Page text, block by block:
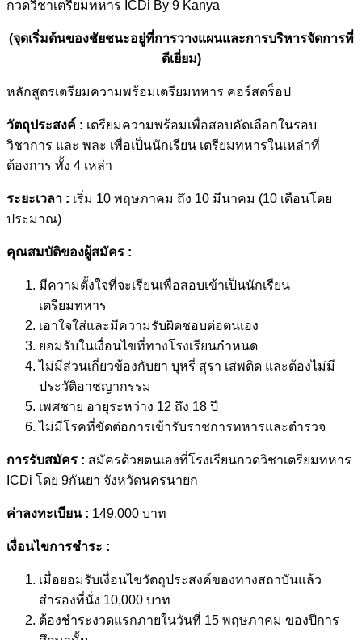
กวดวิชาเตรียมทหาร ICDi By 9 Kanya
(จุดเริ่มต้นของชัยชนะอยู่ที่การวางแผนและการบริหารจัดการที่
ดีเยี่ยม)
หลักสูตรเตรียมความพร้อมเตรียมทหาร คอร์สดร็อป
วัตถุประสงค์ : เตรียมความพร้อมเพื่อสอบคัดเลือกในรอบ
วิชาการ และ พละ เพื่อเป็นนักเรียน เตรียมทหารในเหล่าที่
ต้องการ ทั้ง 4 เหล่า
ระยะเวลา : เริ่ม 10 พฤษภาคม ถึง 10 มีนาคม (10 เดือนโดย
ประมาณ)
คุณสมบัติของผู้สมัคร :
มีความตั้งใจที่จะเรียนเพื่อสอบเข้าเป็นนักเรียน
เตรียมทหาร
เอาใจใส่และมีความรับผิดชอบต่อตนเอง
ยอมรับในเงื่อนไขที่ทางโรงเรียนกำหนด
ไม่มีส่วนเกี่ยวข้องกับยา บุหรี่ สุรา เสพติด และต้องไม่มี
ประวัติอาชญากรรม
เพศชาย อายุระหว่าง 12 ถึง 18 ปี
ไม่มีโรคที่ขัดต่อการเข้ารับราชการทหารและตำรวจ
การรับสมัคร : สมัครด้วยตนเองที่โรงเรียนกวดวิชาเตรียมทหาร
ICDi โดย 9กันยา จังหวัดนครนายก
ค่าลงทะเบียน : 149,000 บาท
เงื่อนไขการชำระ :
เมื่อยอมรับเงื่อนไขวัตถุประสงค์ของทางสถาบันแล้ว
สำรองที่นั่ง 10,000 บาท
ต้องชำระงวดแรกภายในวันที่ 15 พฤษภาคม ของปีการ